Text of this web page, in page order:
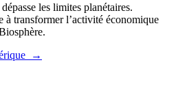
les limites planétaires.
à transformer l’activité économique
→